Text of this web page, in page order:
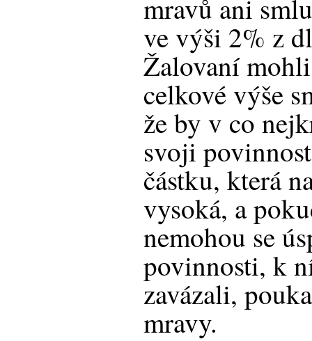
mravů ani
ve výši 2% z
Žalovaní
celkové výše
že by v co
svoji
částku, která
vysoká, a
nemohou se
povinnosti, k
zavázali,
mravy.